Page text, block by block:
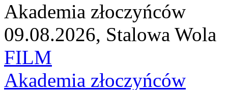
Akademia złoczyńców
09.08.2026, Stalowa Wola
FILM
Akademia złoczyńców